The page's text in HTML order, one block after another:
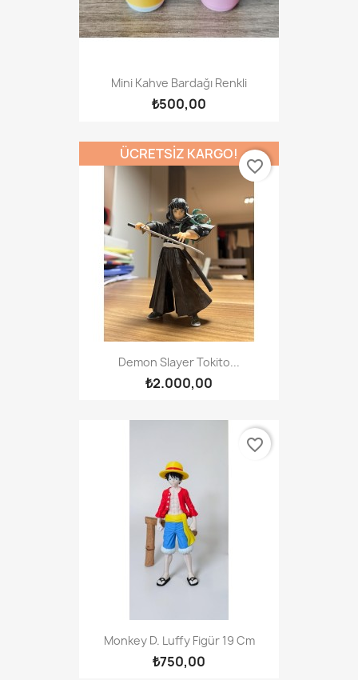
Mini Kahve Bardağı Renkli
₺500,00
Demon Slayer Tokito...
₺2.000,00
ÜCRETSIZ KARGO!
favorite_border
Monkey D. Luffy Figür 19 Cm
₺750,00
favorite_border